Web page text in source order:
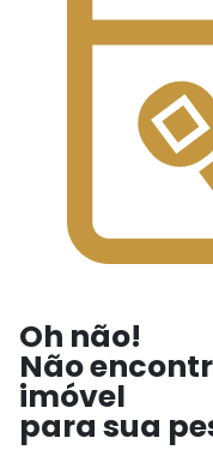
Oh não!
Não
imóvel
para sua